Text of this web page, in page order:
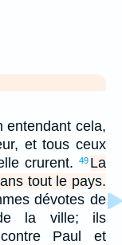
entendant cela,
et tous ceux
crurent.
49 La
tout le pays.
dévotes de
la ville; ils
Paul et